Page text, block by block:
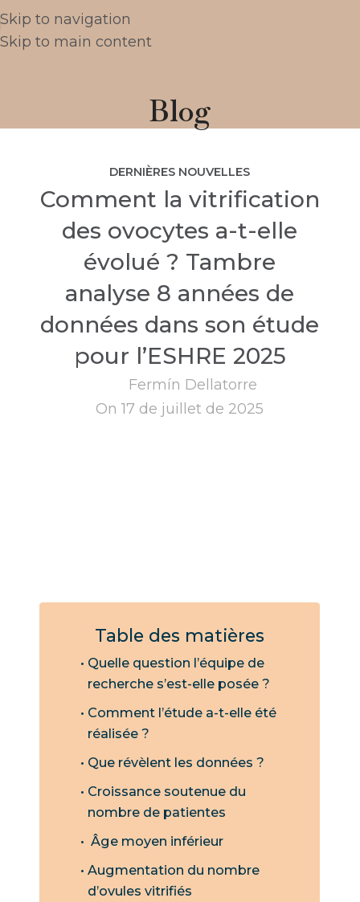
Skip to navigation
Skip to main content
Blog
DERNIÈRES NOUVELLES
Comment la vitrification
des ovocytes a-t-elle
évolué ? Tambre
analyse 8 années de
données dans son étude
pour l’ESHRE 2025
Fermín Dellatorre
On 17 de juillet de 2025
Table des matières
Quelle question l’équipe de
recherche s’est-elle posée ?
Comment l’étude a-t-elle été
réalisée ?
Que révèlent les données ?
Croissance soutenue du
nombre de patientes
Âge moyen inférieur
Augmentation du nombre
d’ovules vitrifiés